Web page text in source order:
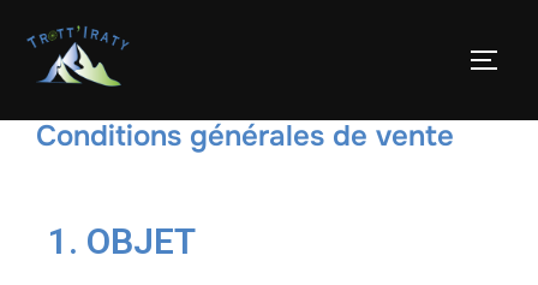
Conditions générales de vente
1. OBJET